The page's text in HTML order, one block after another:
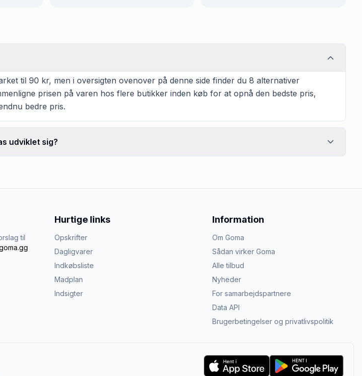
til 90 kr, men i oversigten ovenover på denne side finder du 8 alternativer
prisen på varen hos flere butikker inden køb for at opnå den bedste pris,
bedre pris.
udviklet sig?
til
Hurtige links
Opskrifter
Dagligvarer
Indkøbsliste
Madplan
Indsigter
Information
Om Goma
Sådan virker Goma
Alle tilbud
Nyheder
For samarbejdspartnere
Data API
Brugerbetingelser og privatlivspolitik